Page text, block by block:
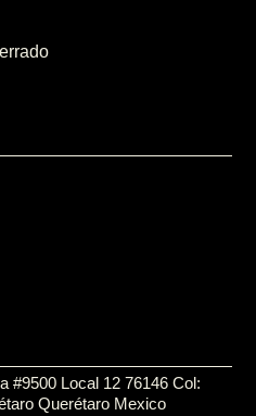
#9500 Local 12 76146 Col:
Querétaro Mexico